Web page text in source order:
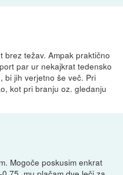
brez težav. Ampak praktično
par ur nekajkrat tedensko
bi jih verjetno še več. Pri
kot pri branju oz. gledanju
Mogoče poskusim enkrat